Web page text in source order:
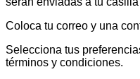
Coloca tu correo y una
Selecciona tus
términos y condiciones.